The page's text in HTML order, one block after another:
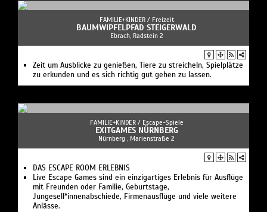
FAMILIE+KINDER / Freizeit
BAUMWIPFELPFAD STEIGERWALD
Ebrach, Radstein 2
Zeit um Ausblicke zu genießen, Tiere zu streicheln, Spielplätze
zu erkunden und es sich richtig gut gehen zu lassen.
FAMILIE+KINDER / Escape-Spiele
EXITGAMES NÜRNBERG
Nürnberg , Marienstraße 2
DAS ESCAPE ROOM ERLEBNIS
Live Escape Games sind ein einzigartiges Erlebnis für Ausflüge
mit Freunden oder Familie, Geburtstage,
Jungesell*innenabschiede, Firmenausflüge und viele weitere
Anlässe.